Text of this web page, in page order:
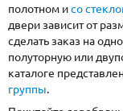
полотном исо
двери зависит от
сделать заказ на
полуторную или
каталоге
группы.